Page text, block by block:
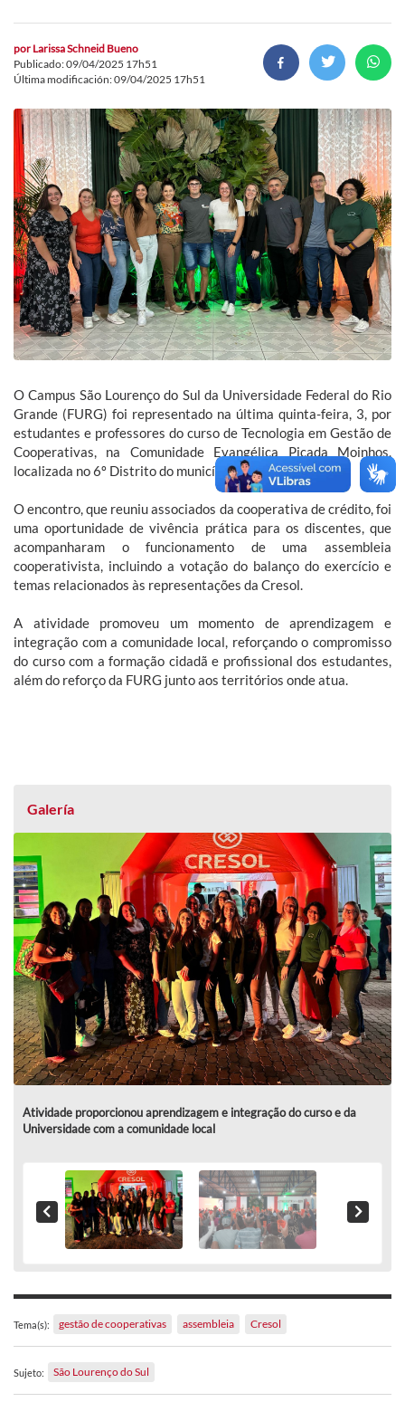
por Larissa Schneid Bueno
Publicado: 09/04/2025 17h51
Última modificación: 09/04/2025 17h51
O Campus São Lourenço do Sul da Universidade Federal do Rio
Grande (FURG) foi representado na última quinta-feira, 3, por
estudantes e professores do curso de Tecnologia em Gestão de
Cooperativas, na Comunidade Evangélica Picada Moinhos,
localizada no 6º Distrito do município.
O encontro, que reuniu associados da cooperativa de crédito, foi
uma oportunidade de vivência prática para os discentes, que
acompanharam o funcionamento de uma assembleia
cooperativista, incluindo a votação do balanço do exercício e
temas relacionados às representações da Cresol.
A atividade promoveu um momento de aprendizagem e
integração com a comunidade local, reforçando o compromisso
do curso com a formação cidadã e profissional dos estudantes,
além do reforço da FURG junto aos territórios onde atua.
Galería
Atividade proporcionou aprendizagem e integração do curso e da
Universidade com a comunidade local
Tema(s): gestão de cooperativas assembleia Cresol
Sujeto: São Lourenço do Sul